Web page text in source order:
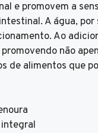
e promovem a
A água, por
Ao
não
de alimentos que